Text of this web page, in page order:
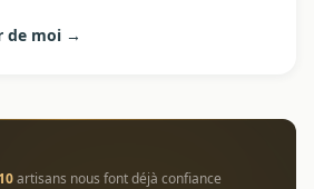
de moi →
artisans nous font déjà confiance